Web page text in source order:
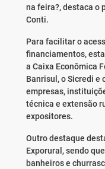
na feira?, destaca o
Conti.
Para facilitar o
financiamentos,
a Caixa Econômica
Banrisul, o Sicredi e
empresas,
técnica e extensão
expositores.
Outro destaque
Exporural, sendo
banheiros e